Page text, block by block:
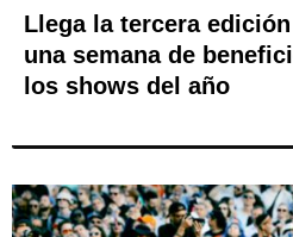
Llega la tercera
una semana de
los shows del año